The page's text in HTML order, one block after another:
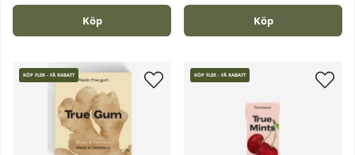
Köp Köp
KÖP FLER - FÅ RABATT KÖP FLER - FÅ RABATT